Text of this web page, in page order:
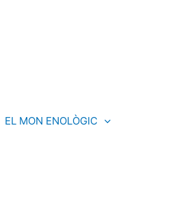
EL MON ENOLÒGIC